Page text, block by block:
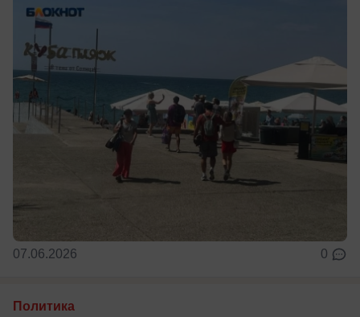
07.06.2026 0
Политика